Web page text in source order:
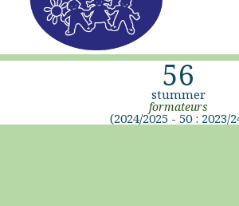
56
stummer
formateurs
(2024/2025 - 50 : 2023/